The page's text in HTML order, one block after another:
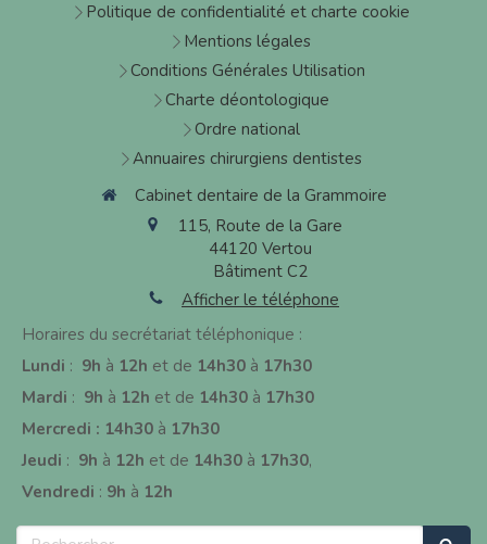
Politique de confidentialité et charte cookie
Mentions légales
Conditions Générales Utilisation
Charte déontologique
Ordre national
Annuaires chirurgiens dentistes
Cabinet dentaire de la Grammoire
115, Route de la Gare
44120 Vertou
Bâtiment C2
Afficher le téléphone
Horaires du secrétariat téléphonique :
Lundi : 9h à 12h et de 14h30 à 17h30
Mardi : 9h à 12h et de 14h30 à 17h30
Mercredi : 14h30 à 17h30
Jeudi : 9h à 12h et de 14h30 à 17h30,
Vendredi : 9h à 12h
Rechercher